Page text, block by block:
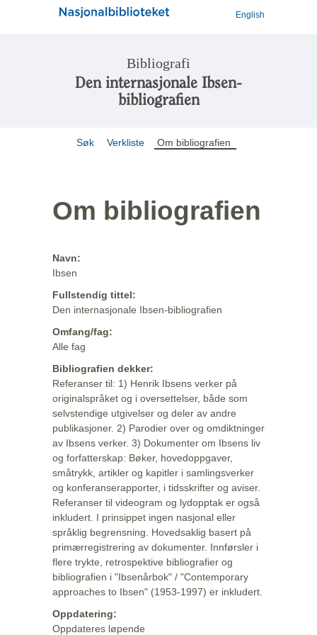
English
Bibliografi
Den internasjonale Ibsen-
bibliografien
Søk Verkliste Om bibliografien
Om bibliografien
Navn:
Ibsen
Fullstendig tittel:
Den internasjonale Ibsen-bibliografien
Omfang/fag:
Alle fag
Bibliografien dekker:
Referanser til: 1) Henrik Ibsens verker på
originalspråket og i oversettelser, både som
selvstendige utgivelser og deler av andre
publikasjoner. 2) Parodier over og omdiktninger
av Ibsens verker. 3) Dokumenter om Ibsens liv
og forfatterskap: Bøker, hovedoppgaver,
småtrykk, artikler og kapitler i samlingsverker
og konferanserapporter, i tidsskrifter og aviser.
Referanser til videogram og lydopptak er også
inkludert. I prinsippet ingen nasjonal eller
språklig begrensning. Hovedsaklig basert på
primærregistrering av dokumenter. Innførsler i
flere trykte, retrospektive bibliografier og
bibliografien i "Ibsenårbok" / "Contemporary
approaches to Ibsen" (1953-1997) er inkludert.
Oppdatering:
Oppdateres løpende